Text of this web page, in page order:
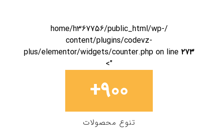
/home/h367756/public_html/wp-
content/plugins/codevz-
plus/elementor/widgets/counter.php on line ۲۷۳
">
۹۰۰+
تنوع محصولات